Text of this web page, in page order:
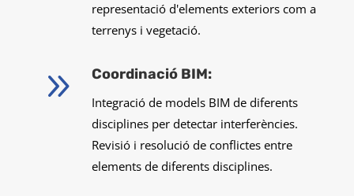
representació d'elements exteriors com a
terrenys i vegetació.
9 Coordinació BIM:
Integració de models BIM de diferents
disciplines per detectar interferències.
Revisió i resolució de conflictes entre
elements de diferents disciplines.